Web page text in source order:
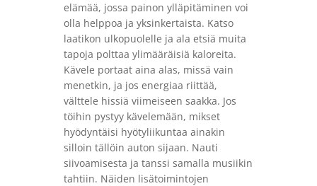
elämää, jossa painon ylläpitäminen voi
olla helppoa ja yksinkertaista. Katso
laatikon ulkopuolelle ja ala etsiä muita
tapoja polttaa ylimääräisiä kaloreita.
Kävele portaat aina alas, missä vain
menetkin, ja jos energiaa riittää,
välttele hissiä viimeiseen saakka. Jos
töihin pystyy kävelemään, mikset
hyödyntäisi hyötyliikuntaa ainakin
silloin tällöin auton sijaan. Nauti
siivoamisesta ja tanssi samalla musiikin
tahtiin. Näiden lisätoimintojen